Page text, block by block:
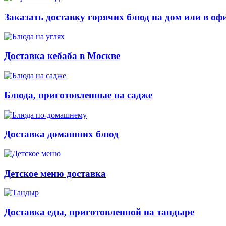
Заказать доставку горячих блюд на дом или в
Доставка кебаба в Москве
Блюда, приготовленные на садже
Доставка домашних блюд
Детское меню доставка
Доставка еды, приготовленной на тандыре